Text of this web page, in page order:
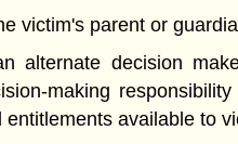
victim's parent or
alternate decision
making
entitlements available to